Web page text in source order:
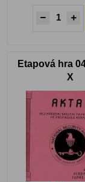
Etapová hra
X